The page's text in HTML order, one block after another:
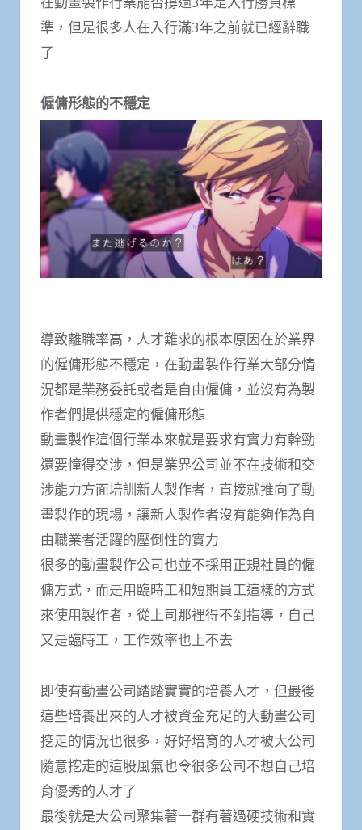
準，但是很多人在入行滿3年之前就已經辭職
了
僱傭形態的不穩定
導致離職率高，人才難求的根本原因在於業界
的僱傭形態不穩定，在動畫製作行業大部分情
況都是業務委託或者是自由僱傭，並沒有為製
作者們提供穩定的僱傭形態
動畫製作這個行業本來就是要求有實力有幹勁
還要憧得交涉，但是業界公司並不在技術和交
涉能力方面培訓新人製作者，直接就推向了動
畫製作的現場，讓新人製作者沒有能夠作為自
由職業者活躍的壓倒性的實力
很多的動畫製作公司也並不採用正規社員的僱
傭方式，而是用臨時工和短期員工這樣的方式
來使用製作者，從上司那裡得不到指導，自己
又是臨時工，工作效率也上不去
即使有動畫公司踏踏實實的培養人才，但最後
這些培養出來的人才被資金充足的大動畫公司
挖走的情況也很多，好好培育的人才被大公司
隨意挖走的這股風氣也令很多公司不想自己培
育優秀的人才了
最後就是大公司聚集著一群有著過硬技術和實